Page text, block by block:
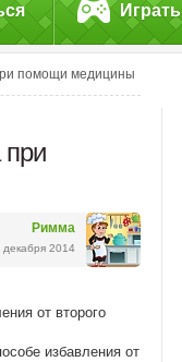
Играть
помощи медицины
при
Римма
декабря 2014
от второго
избавления от